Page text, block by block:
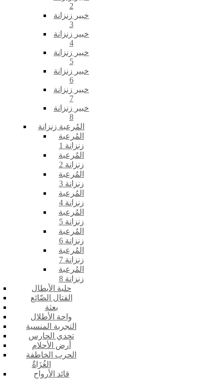
2
خبير زنزانة
3
خبير زنزانة
4
خبير زنزانة
5
خبير زنزانة
6
خبير زنزانة
7
خبير زنزانة
8
المُرعبة زنزانة
المُرعبة
زنزانة 1
المُرعبة
زنزانة 2
المُرعبة
زنزانة 3
المُرعبة
زنزانة 4
المُرعبة
زنزانة 5
المُرعبة
زنزانة 6
المُرعبة
زنزانة 7
المُرعبة
زنزانة 8
حلبة الأبطال
القتال الضّائع
بعثة
واحة الأطلال
التجربة المنسية
تحدي الحارس
أرض الأحلام
الحرب الخاطفة
الغُزَاةٌ
قائد الأرواح